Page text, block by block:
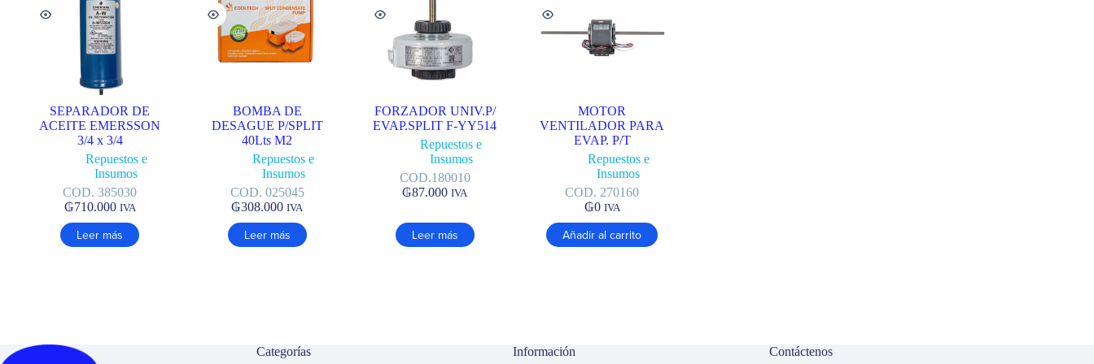
SEPARADOR DE
ACEITE EMERSSON
3/4 x 3/4
Repuestos e
Insumos
COD. 385030
₲710.000 IVA
Leer más
BOMBA DE
DESAGUE P/SPLIT
40Lts M2
Repuestos e
Insumos
COD. 025045
₲308.000 IVA
Leer más
FORZADOR UNIV.P/
EVAP.SPLIT F-YY514
Repuestos e
Insumos
COD.180010
₲87.000 IVA
Leer más
MOTOR
VENTILADOR PARA
EVAP. P/T
Repuestos e
Insumos
COD. 270160
₲0 IVA
Añadir al carrito
Categorías Información Contáctenos